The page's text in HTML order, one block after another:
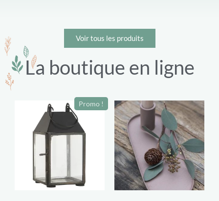
Voir tous les produits
La boutique en ligne
Promo !